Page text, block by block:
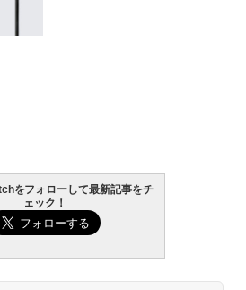
をフォローして最新記事をチ
ェック！